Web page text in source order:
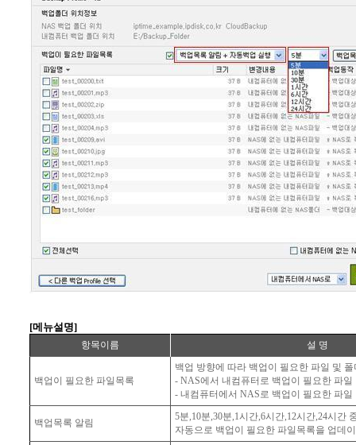
[메뉴설명]
항목이름 설 명
백업이 필요한 파일목록
백업 방향에 따라 백업이 필요한 파일 및
- NAS에서 내컴퓨터로 백업이 필요한 파일
- 내컴퓨터에서 NAS로 백업이 필요한 파일
백업목록 알림
5분,10분,30분,1시간,6시간,12시간,24시간
자동으로 백업이 필요한 파일목록을 업데